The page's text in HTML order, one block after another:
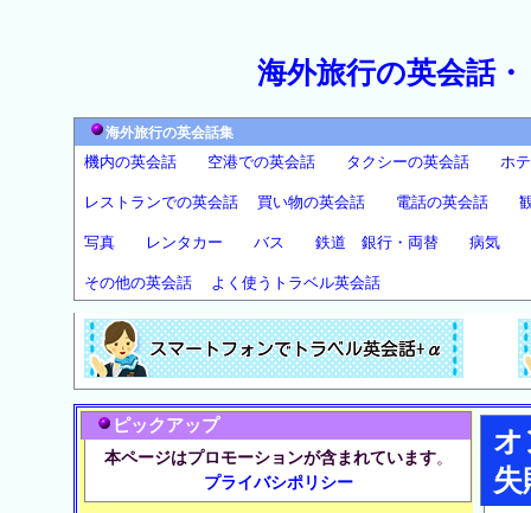
海外旅行の英会話
海外旅行の英会話集
機内の英会話 空港での英会話 タクシーの英会話 ホ
レストランでの英会話 買い物の英会話 電話の英会話
写真 レンタカー バス 鉄道 銀行・両替 病気
その他の英会話 よく使うトラベル英会話
ピックアップ
本ページはプロモーションが含まれています。
プライバシポリシー
オ
失